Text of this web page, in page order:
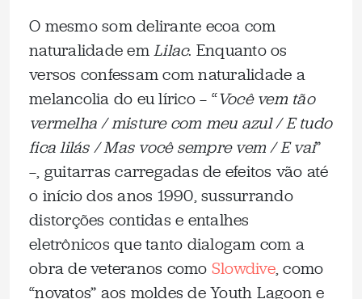
O mesmo som delirante ecoa com
naturalidade emLilac. Enquanto os
versos confessam com naturalidade a
melancolia do eu lírico — “Você vem tão
vermelha / misture com meu azul / E tudo
fica lilás / Mas você sempre vem / E vai”
—, guitarras carregadas de efeitos vão até
o início dos anos 1990, sussurrando
distorções contidas e entalhes
eletrônicos que tanto dialogam com a
obra de veteranos como Slowdive, como
“novatos” aos moldes de Youth Lagoon e